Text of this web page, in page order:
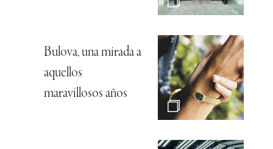
Bulova, una mirada a
aquellos
maravillosos años